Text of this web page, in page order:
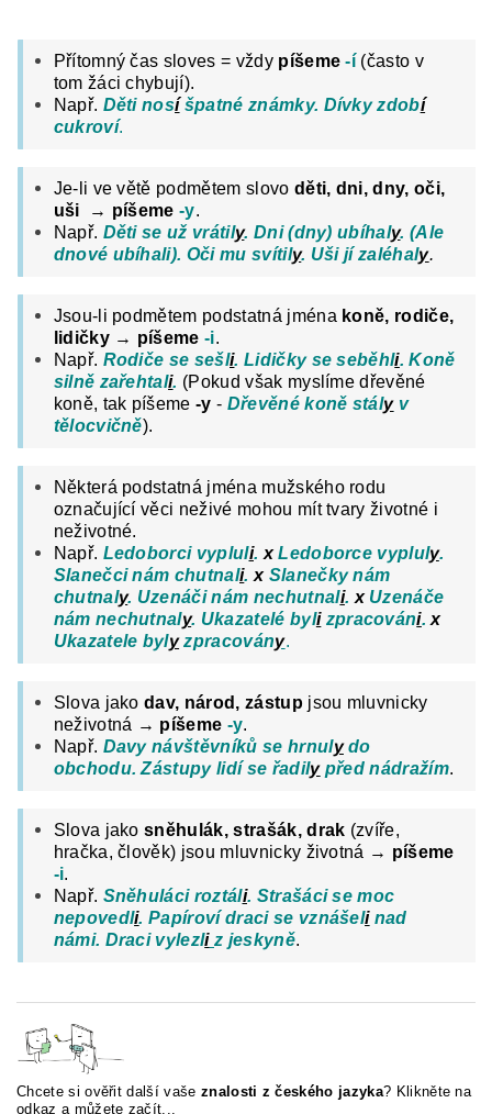
Přítomný čas sloves = vždy píšeme-í (často v
tom žáci chybují).
Např. Děti nosíšpatné známky. Dívky zdobí
cukroví.
Je-li ve větě podmětem slovo děti, dni, dny, oči,
uši
→ píšeme -y.
Např. Děti se už vrátily. Dni (dny) ubíhaly. (Ale
dnové ubíhali). Oči mu svítily. Uši jízaléhaly.
Jsou-li podmětem podstatná jména koně, rodiče,
lidičky→ píšeme -i.
Např. Rodiče se sešli. Lidičky se seběhli. Koně
silně zařehtali. (Pokud však myslíme dřevěné
koně, tak píšeme-y - Dřevěné koně stályv
tělocvičně).
Některá podstatná jména mužského rodu
označující věci neživé mohou mít tvary životné i
neživotné.
Např. Ledoborci vypluli. xLedoborce vypluly.
Slanečci nám chutnali. xSlanečky nám
chutnaly. Uzenáči nám nechutnali. xUzenáče
nám nechutnaly. Ukazatelé bylizpracováni.x
Ukazatele bylyzpracovány.
Slova jakodav, národ, zástupjsou mluvnicky
neživotná → píšeme -y.
Např. Davy návštěvníků se hrnulydo
obchodu. Zástupy lidí se řadilypřed nádražím.
Slova jakosněhulák, strašák, drak (zvíře,
hračka, člověk) jsou mluvnicky životná → píšeme
-i.
Např. Sněhuláci roztáli. Strašáci se moc
nepovedli. Papíroví draci se vznášelinad
námi. Draci vylezli z jeskyně.
Chcete si ověřit další vaše znalosti z českého jazyka? Klikněte na
odkaz a můžete začít...